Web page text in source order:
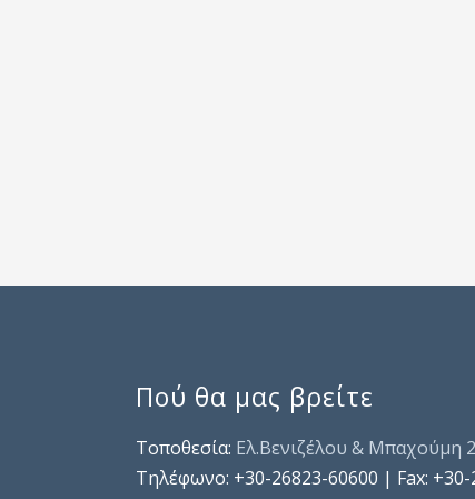
Πού θα μας βρείτε
Τοποθεσία: Ελ.Βενιζέλου & Μπαχούμη
Τηλέφωνo: +30-26823-60600 | Fax: +30-